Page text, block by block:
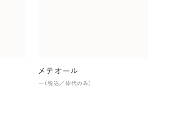
メテオール
〜（税込／枠代のみ）